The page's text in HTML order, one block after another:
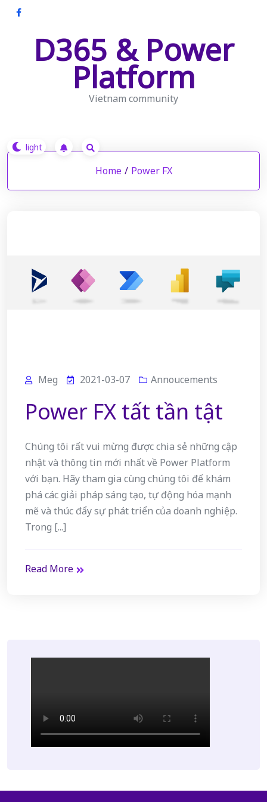
Skip
D365 & Power
Platform
Vietnam community
Home / Power FX
Meg 2021-03-07 Annoucements
Power FX tất tần tật
Chúng tôi rất vui mừng được chia sẻ những cập
nhật và thông tin mới nhất về Power Platform
với bạn. Hãy tham gia cùng chúng tôi để khám
phá các giải pháp sáng tạo, tự động hóa mạnh
mẽ và thúc đẩy sự phát triển của doanh nghiệp.
Trong [...]
Read More